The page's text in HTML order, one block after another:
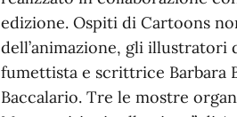
edizione. Ospiti di Cartoons
dell’animazione, gli illustratori
fumettista e scrittrice Barbara
Baccalario. Tre le mostre